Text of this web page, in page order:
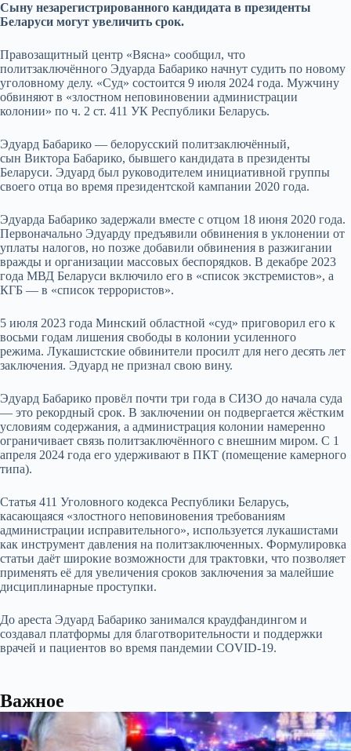
Cыну незарегистрированного кандидата в президенты
Беларуси могут увеличить срок.
Правозащитный центр «Вясна» сообщил, что
политзаключённого Эдуарда Бабарико начнут судить по новому
уголовному делу. «Суд» состоится 9 июля 2024 года. Мужчину
обвиняют в «злостном неповиновении администрации
колонии» по ч. 2 ст. 411 УК Республики Беларусь.
Эдуард Бабарико — белорусский политзаключённый,
сын Виктора Бабарико, бывшего кандидата в президенты
Беларуси. Эдуард был руководителем инициативной группы
своего отца во время президентской кампании 2020 года.
Эдуарда Бабарико задержали вместе с отцом 18 июня 2020 года.
Первоначально Эдуарду предъявили обвинения в уклонении от
уплаты налогов, но позже добавили обвинения в разжигании
вражды и организации массовых беспорядков. В декабре 2023
года МВД Беларуси включило его в «список экстремистов», а
КГБ — в «список террористов».
5 июля 2023 года Минский областной «суд» приговорил его к
восьми годам лишения свободы в колонии усиленного
режима. Лукашистские обвинители просилт для него десять лет
заключения. Эдуард не признал свою вину.
Эдуард Бабарико провёл почти три года в СИЗО до начала суда
— это рекордный срок. В заключении он подвергается жёстким
условиям содержания, а администрация колонии намеренно
ограничивает связь политзаключённого с внешним миром. С 1
апреля 2024 года его удерживают в ПКТ (помещение камерного
типа).
Статья 411 Уголовного кодекса Республики Беларусь,
касающаяся «злостного неповиновения требованиям
администрации исправительного», используется лукашистами
как инструмент давления на политзаключенных. Формулировка
статьи даёт широкие возможности для трактовки, что позволяет
применять её для увеличения сроков заключения за малейшие
дисциплинарные проступки.
До ареста Эдуард Бабарико занимался краудфандингом и
создавал платформы для благотворительности и поддержки
врачей и пациентов во время пандемии COVID-19.
Важное